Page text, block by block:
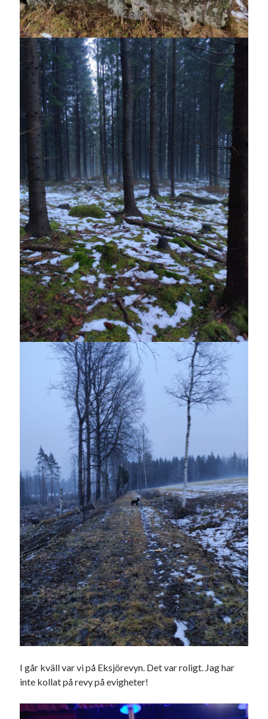
I går kväll var vi på Eksjörevyn. Det var roligt. Jag har
inte kollat på revy på evigheter!